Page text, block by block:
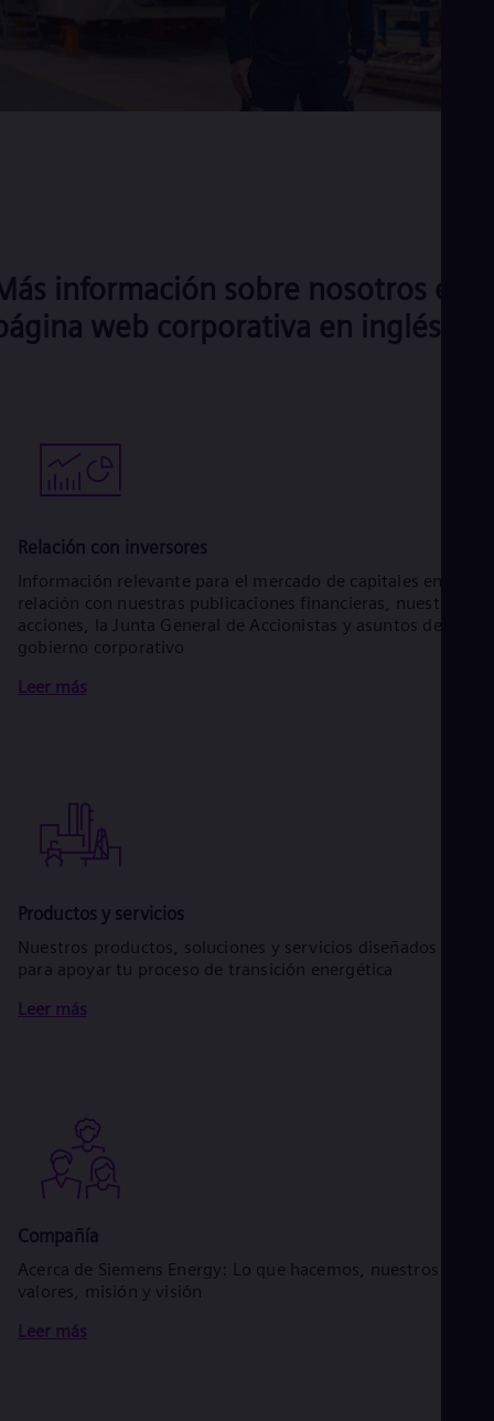
información sobre nosotros en
web corporativa en inglés
Relación con inversores
Información relevante para el mercado de capitales en
relación con nuestras publicaciones financieras, nuestras
acciones, la Junta General de Accionistas y asuntos de
gobierno corporativo
Leer más
Productos y servicios
Nuestros productos, soluciones y servicios diseñados
para apoyar tu proceso de transición energética
Leer más
Compañía
Acerca de Siemens Energy: Lo que hacemos, nuestros
valores, misión y visión
Leer más